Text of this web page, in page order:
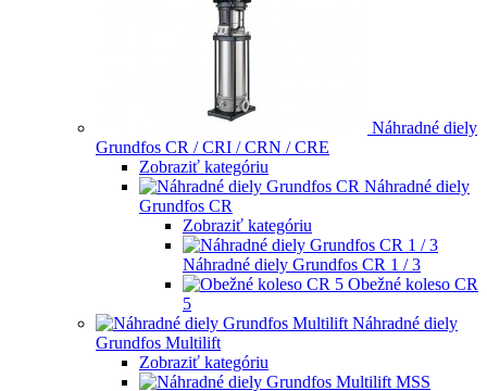
Náhradné diely
Grundfos CR / CRI / CRN / CRE
Zobraziť kategóriu
Náhradné diely
Grundfos CR
Zobraziť kategóriu
Náhradné diely Grundfos CR 1 / 3
Obežné koleso CR
5
Náhradné diely
Grundfos Multilift
Zobraziť kategóriu